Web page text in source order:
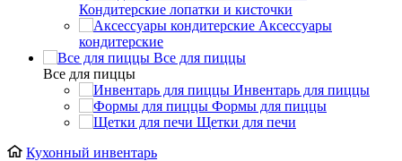
Кондитерские лопатки и кисточки
Аксессуары
кондитерские
Все для пиццы
Все для пиццы
Инвентарь для пиццы
Формы для пиццы
Щетки для печи
Кухонный инвентарь